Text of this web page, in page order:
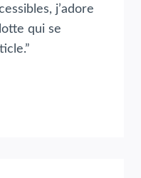
j’adore
qui se